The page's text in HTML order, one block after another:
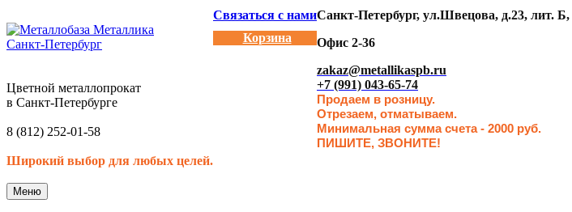
Цветной металлопрокат
в Санкт-Петербурге
8 (812) 252-01-58
Широкий выбор для любых целей.
Связаться с нами
Корзина
Санкт-Петербург, ул.Швецова, д.23, лит. Б,
Офис 2-36
zakaz@metallikaspb.ru
+7 (991) 043-65-74
Продаем в розницу.
Отрезаем, отматываем.
Минимальная сумма счета - 2000 руб.
ПИШИТЕ, ЗВОНИТЕ!
Меню